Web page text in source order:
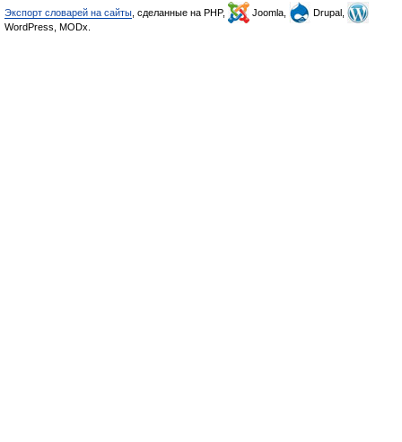
Экспорт словарей на сайты , сделанные на PHP, Joomla,
Drupal,
WordPress, MODx.